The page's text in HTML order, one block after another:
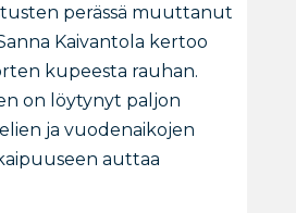
perässä muuttanut
Kaivantola kertoo
kupeesta rauhan.
on löytynyt paljon
ja vuodenaikojen
auttaa